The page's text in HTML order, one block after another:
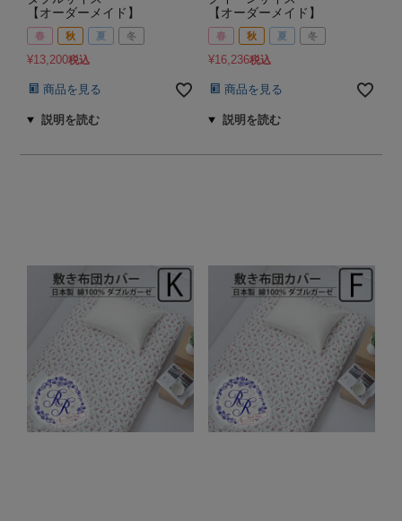
【オーダーメイド】
春 秋 夏 冬
¥13,200税込
商品を見る
【オーダーメイド】
春 秋 夏 冬
¥16,236税込
商品を見る